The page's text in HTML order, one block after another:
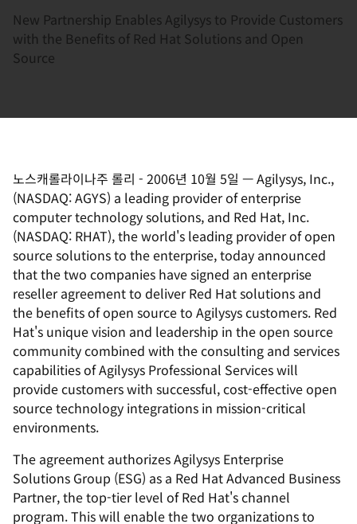
New Partnership Enables Agilysys to Provide Customers
with the Benefits of Red Hat Solutions and Open
Source
노스캐롤라이나주 롤리 - 2006년 10월 5일 —Agilysys, Inc.,
(NASDAQ: AGYS) a leading provider of enterprise
computer technology solutions, and Red Hat, Inc.
(NASDAQ: RHAT), the world's leading provider of open
source solutions to the enterprise, today announced
that the two companies have signed an enterprise
reseller agreement to deliver Red Hat solutions and
the benefits of open source to Agilysys customers. Red
Hat's unique vision and leadership in the open source
community combined with the consulting and services
capabilities of Agilysys Professional Services will
provide customers with successful, cost-effective open
source technology integrations in mission-critical
environments.
The agreement authorizes Agilysys Enterprise
Solutions Group (ESG) as a Red Hat Advanced Business
Partner, the top-tier level of Red Hat's channel
program. This will enable the two organizations to